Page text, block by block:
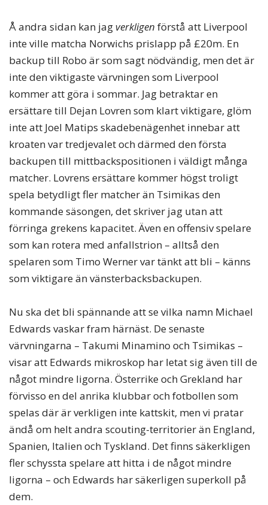
Å andra sidan kan jagverkligen förstå att Liverpool
inte ville matcha Norwichs prislapp på £20m. En
backup till Robo är som sagt nödvändig, men det är
inte den viktigaste värvningen som Liverpool
kommer att göra i sommar. Jag betraktar en
ersättare till Dejan Lovren som klart viktigare, glöm
inte att Joel Matips skadebenägenhet innebar att
kroaten var tredjevalet och därmed den första
backupen till mittbackspositionen i väldigt många
matcher. Lovrens ersättare kommer högst troligt
spela betydligt fler matcher än Tsimikas den
kommande säsongen, det skriver jag utan att
förringa grekens kapacitet. Även en offensiv spelare
som kan rotera med anfallstrion – alltså den
spelaren som Timo Werner var tänkt att bli – känns
som viktigare än vänsterbacksbackupen.
Nu ska det bli spännande att se vilka namn Michael
Edwards vaskar fram härnäst. De senaste
värvningarna – Takumi Minamino och Tsimikas –
visar att Edwards mikroskop har letat sig även till de
något mindre ligorna. Österrike och Grekland har
förvisso en del anrika klubbar och fotbollen som
spelas där är verkligen inte kattskit, men vi pratar
ändå om helt andra scouting-territorier än England,
Spanien, Italien och Tyskland. Det finns säkerkligen
fler schyssta spelare att hitta i de något mindre
ligorna – och Edwards har säkerligen superkoll på
dem.